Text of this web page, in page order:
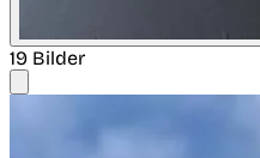
19 Bilder